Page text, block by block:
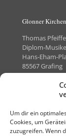
Um dir ein
Cookies, um
zuzugreifen. Wenn
Glonner
Thomas
Diplom-
Hans-Eham-
85567 Grafing
Telefon +49
Kontakt